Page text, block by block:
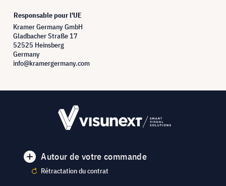
Responsable pour l'UE
Kramer Germany GmbH
Gladbacher Straße 17
52525 Heinsberg
Germany
info@kramergermany.com
Autour de votre commande
Rétractation du contrat